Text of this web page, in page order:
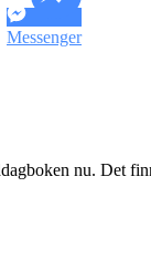
Messenger
nu. Det